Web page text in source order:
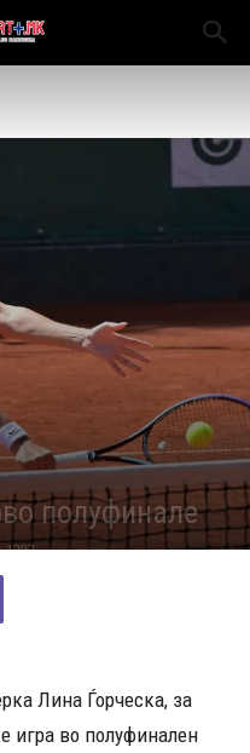
полуфинале
1292
Лина Ѓорческа, за
игра во полуфинален